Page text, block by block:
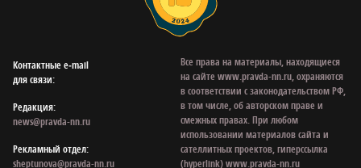
Контактные e‑mail
для связи:
Редакция:
news@pravda-nn.ru
Рекламный отдел:
sheptunova@pravda-nn.ru
Все права на материалы, находящиеся
на сайте www.pravda-nn.ru, охраняются
в соответствии с законодательством РФ,
в том числе, об авторском праве и
смежных правах. При любом
использовании материалов сайта и
сателлитных проектов, гиперссылка
(hyperlink) www.pravda-nn.ru